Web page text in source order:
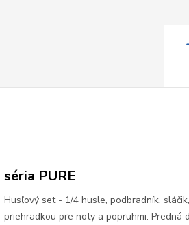
séria PURE
Husľový set - 1/4 husle, podbradník,
priehradkou pre noty a popruhmi. Predná